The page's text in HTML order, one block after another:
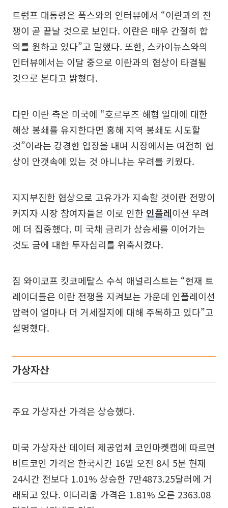
트럼프 대통령은 폭스와의 인터뷰에서 “이란과의 전
쟁이 곧 끝날 것으로 보인다. 이란은 매우 간절히 합
의를 원하고 있다”고 말했다. 또한, 스카이뉴스와의
인터뷰에서는 이달 중으로 이란과의 협상이 타결될
것으로 본다고 밝혔다.
다만 이란 측은 미국에 “호르무즈 해협 일대에 대한
해상 봉쇄를 유지한다면 홍해 지역 봉쇄도 시도할
것”이라는 강경한 입장을 내며 시장에서는 여전히 협
상이 안갯속에 있는 것 아니냐는 우려를 키웠다.
지지부진한 협상으로 고유가가 지속할 것이란 전망이
커지자 시장 참여자들은 이로 인한 인플레이션 우려
에 더 집중했다. 미 국채 금리가 상승세를 이어가는
것도 금에 대한 투자심리를 위축시켰다.
짐 와이코프 킷코메탈스 수석 애널리스트는 “현재 트
레이더들은 이란 전쟁을 지켜보는 가운데 인플레이션
압력이 얼마나 더 거세질지에 대해 주목하고 있다”고
설명했다.
가상자산
주요 가상자산 가격은 상승했다.
미국 가상자산 데이터 제공업체 코인마켓캡에 따르면
비트코인 가격은 한국시간 16일 오전 8시 5분 현재
24시간 전보다 1.01% 상승한 7만4873.25달러에 거
래되고 있다. 이더리움 가격은 1.81% 오른 2363.08